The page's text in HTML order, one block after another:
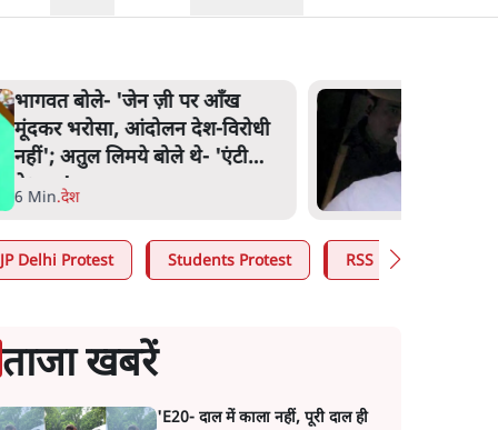
भागवत बोले- 'जेन ज़ी पर आँख
मूंदकर भरोसा, आंदोलन देश-विरोधी
नहीं'; अतुल लिमये बोले थे- 'एंटी
नेशनल'
6 Min.देश
Delhi Protest Students Protest RSS
ताजा खबरें
'E20- दाल में काला नहीं, पूरी दाल ही